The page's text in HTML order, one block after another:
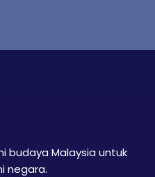
budaya Malaysia untuk
negara.